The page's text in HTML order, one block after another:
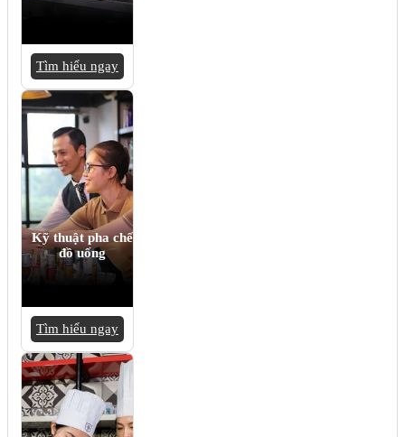
Tìm hiểu ngay
Kỹ thuật pha chế
đồ uống
Tìm hiểu ngay